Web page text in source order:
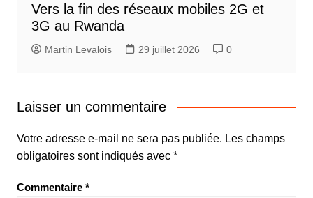
Vers la fin des réseaux mobiles 2G et
3G au Rwanda
Martin Levalois 29 juillet 2026 0
Laisser un commentaire
Votre adresse e-mail ne sera pas publiée. Les champs
obligatoires sont indiqués avec *
Commentaire *